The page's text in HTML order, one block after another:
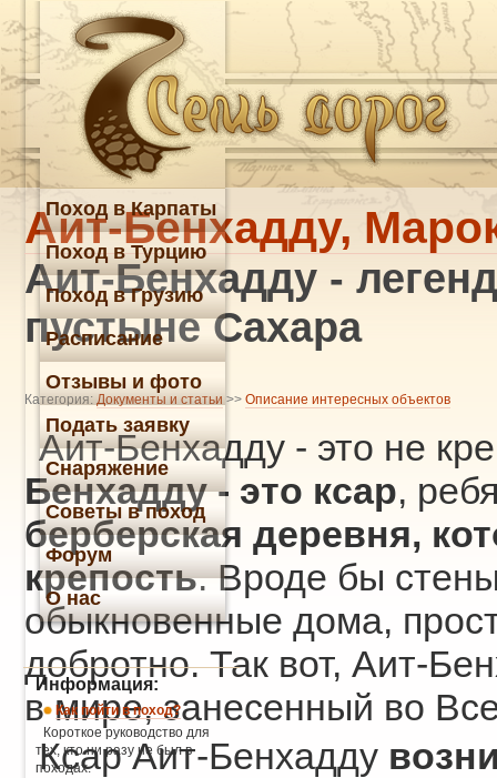
Аит-Бенхадду,
Аит-Бенхадду -
пустыне Сахара
Категория: Документы и статьи >> Описание интересных объектов
Аит-Бенхадду - это не
Бенхадду - это ксар,
берберская деревня,
крепость. Вроде бы
обыкновенные дома,
добротно. Так вот, Аит-
в мире, занесенный во
Ксар Аит-Бенхадду
Поход в Карпаты
Поход в Турцию
Поход в Грузию
Расписание
Отзывы и фото
Подать заявку
Снаряжение
Советы в поход
Форум
О нас
Информация:
Как пойти в поход?
Короткое руководство для
тех, кто ни разу не был в
походах.